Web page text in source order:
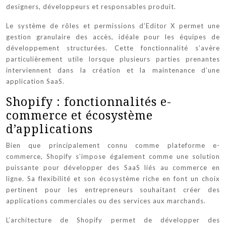
designers, développeurs et responsables produit.
Le système de rôles et permissions d’Editor X permet une
gestion granulaire des accès, idéale pour les équipes de
développement structurées. Cette fonctionnalité s’avère
particulièrement utile lorsque plusieurs parties prenantes
interviennent dans la création et la maintenance d’une
application SaaS.
Shopify : fonctionnalités e-
commerce et écosystème
d’applications
Bien que principalement connu comme plateforme e-
commerce, Shopify s’impose également comme une solution
puissante pour développer des SaaS liés au commerce en
ligne. Sa flexibilité et son écosystème riche en font un choix
pertinent pour les entrepreneurs souhaitant créer des
applications commerciales ou des services aux marchands.
L’architecture de Shopify permet de développer des